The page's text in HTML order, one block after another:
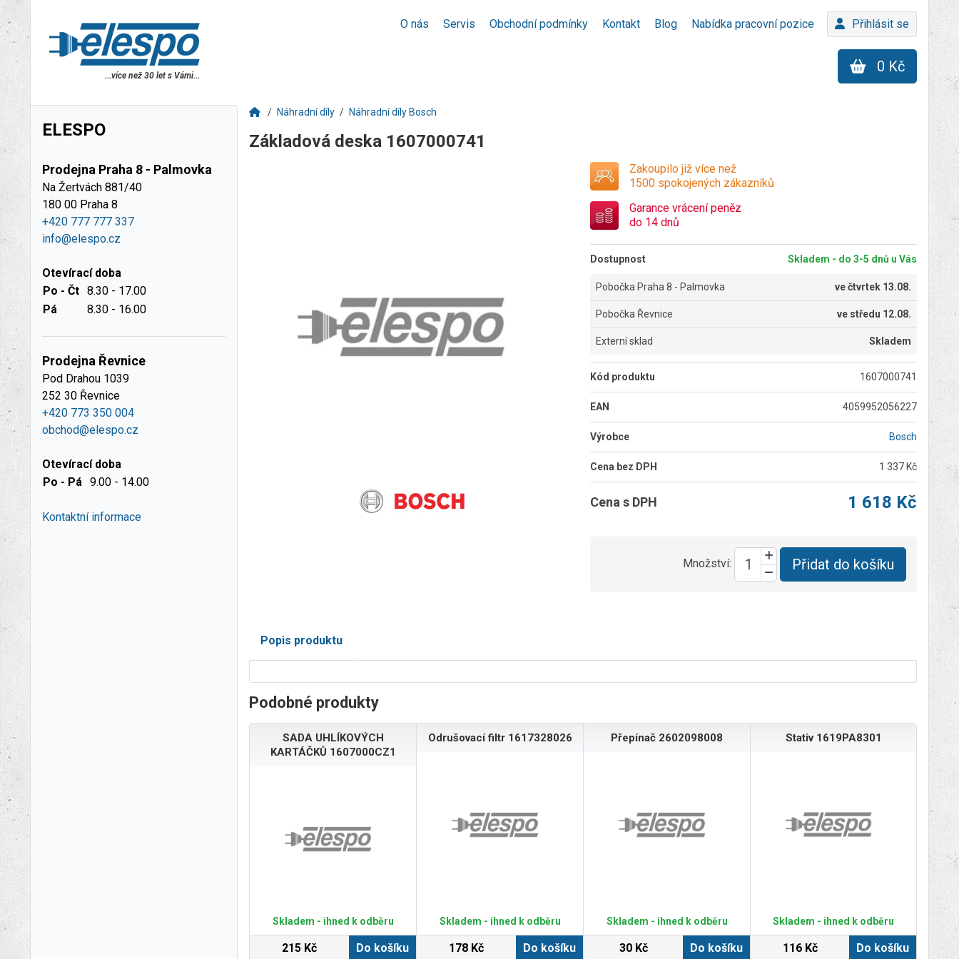
O nás Servis Obchodní podmínky Kontakt Blog Nabídka pracovní pozice Přihlásit se
...více než 30 let s Vámi...
0 Kč
ELESPO
Prodejna Praha 8 - Palmovka
Na Žertvách 881/40
180 00 Praha 8
+420 777 777 337
info@elespo.cz
Otevírací doba
Po - Čt 8.30 - 17.00
Pá
8.30 - 16.00
Prodejna Řevnice
Pod Drahou 1039
252 30 Řevnice
+420 773 350 004
obchod@elespo.cz
Otevírací doba
Po - Pá 9.00 - 14.00
Kontaktní informace
Náhradní díly Náhradní díly Bosch
Základová deska 1607000741
Zakoupilo již více než
1500 spokojených zákazníků
Garance vrácení peněz
do 14 dnů
Dostupnost Skladem - do 3-5 dnů u Vás
Pobočka Praha 8 - Palmovka večtvrtek 13.08.
Pobočka Řevnice ve středu 12.08.
Externí sklad Skladem
Kód produktu 1607000741
EAN 4059952056227
Výrobce Bosch
Cena bez DPH 1 337 Kč
Cena s DPH 1 618 Kč
Množství: Přidat do košíku
Popis produktu
Podobné produkty
SADA UHLÍKOVÝCH
KARTÁČKŮ 1607000CZ1
Skladem - ihned k odběru
215 Kč Do košíku
Odrušovací filtr 1617328026
Skladem - ihned k odběru
178 Kč Do košíku
Přepínač 2602098008
Skladem - ihned k odběru
30 Kč Do košíku
Stativ 1619PA8301
Skladem - ihned k odběru
116 Kč Do košíku